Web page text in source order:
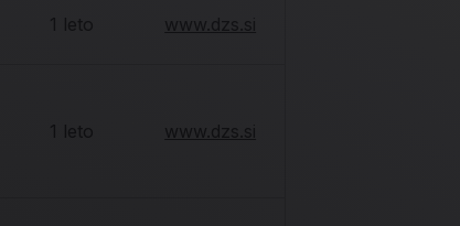
1 leto www.dzs.si
1 leto www.dzs.si